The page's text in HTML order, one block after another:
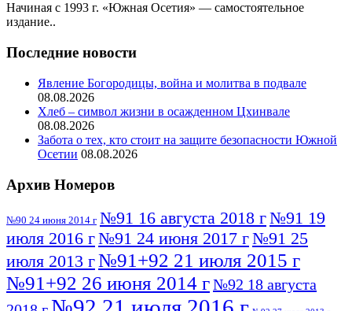
Начиная с 1993 г. «Южная Осетия» — самостоятельное
издание..
Последние новости
Явление Богородицы, война и молитва в подвале
08.08.2026
Хлеб – символ жизни в осажденном Цхинвале
08.08.2026
Забота о тех, кто стоит на защите безопасности Южной
Осетии 08.08.2026
Архив Номеров
№90 24 июня 2014 г №91 16 августа 2018 г№91 19
июля 2016 г№91 24 июня 2017 г№91 25
июля 2013 г№91+92 21 июля 2015 г
№91+92 26 июня 2014 г№92 18 августа